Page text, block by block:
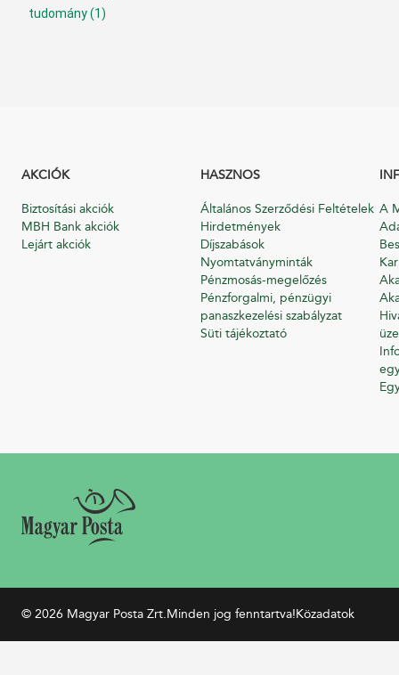
tudomány(1)
AKCIÓK
Biztosítási akciók
MBH Bank akciók
Lejárt akciók
HASZNOS
Általános Szerződési Feltételek
Hirdetmények
Díjszabások
Nyomtatványminták
Pénzmosás-megelőzés
Pénzforgalmi, pénzügyi
panaszkezelési szabályzat
Süti tájékoztató
A
© 2026 Magyar Posta Zrt.Minden jog fenntartva!Közadatok